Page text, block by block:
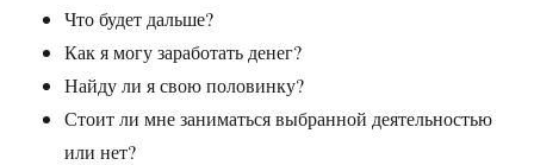
Что будет дальше?
Как я могу заработать денег?
Найду ли я свою половинку?
Стоит ли мне заниматься выбранной деятельностью
или нет?